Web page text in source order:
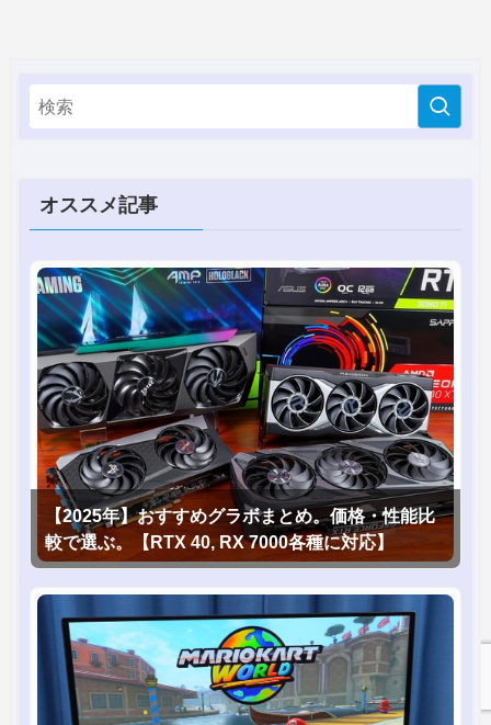
オススメ記事
【2025年】おすすめグラボまとめ。価格・性能比
較で選ぶ。【RTX 40, RX 7000各種に対応】